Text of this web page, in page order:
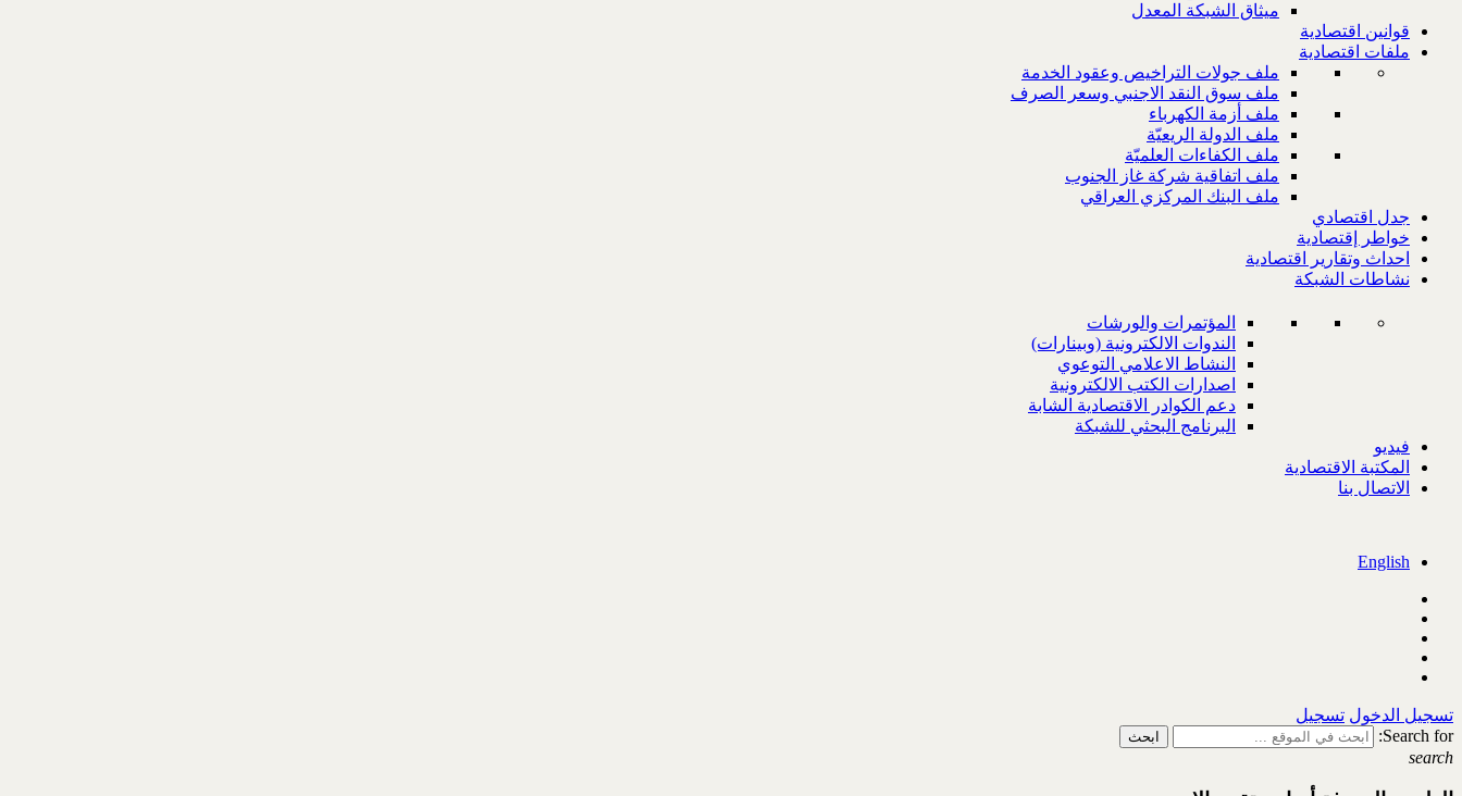
ميثاق الشبكة المعدل
قوانين اقتصادية
ملفات اقتصادية
ملف جولات التراخيص وعقود الخدمة
ملف سوق النقد الاجنبي وسعر الصرف
ملف أزمة الكهرباء
ملف الدولة الريعيّة
ملف الكفاءات العلميّة
ملف اتفاقية شركة غاز الجنوب
ملف البنك المركزي العراقي
جدل اقتصادي
خواطر إقتصادية
احداث وتقارير اقتصادية
نشاطات الشبكة
المؤتمرات والورشات
الندوات الالكترونية (وبينارات)
النشاط الاعلامي التوعوي
اصدارات الكتب الالكترونية
دعم الكوادر الاقتصادية الشابة
البرنامج البحثي للشبكة
فيديو
المكتبة الاقتصادية
الاتصال بنا
English
تسجيل الدخول تسجيل
Search for:
search